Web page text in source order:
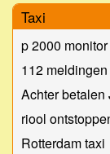
Taxi
p 2000 monitor
112 meldingen
Achter
riool
Rotterdam taxi